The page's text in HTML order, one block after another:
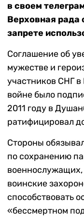
в своем
Верховная рада
запрете
Соглашение об
мужестве и
участников СНГ
войне было
2011 году в
ратифицировал
Стороны
по сохранению
военнослужащих,
воинские
способствовать
«бессмертном